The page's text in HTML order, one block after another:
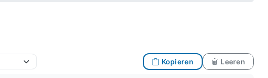
Kopieren Leeren